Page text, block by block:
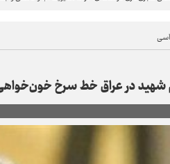
شهید در عراق خط سرخ خون‌خواهی